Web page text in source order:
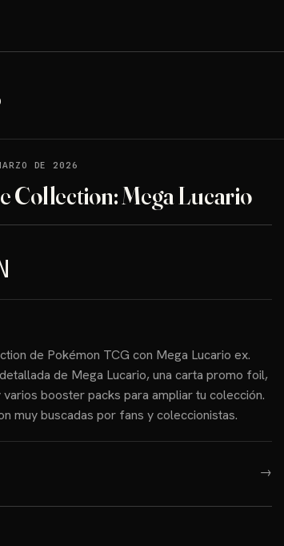
DE 2026
Collection: Mega Lucario
de Pokémon TCG con Mega Lucario ex.
de Mega Lucario, una carta promo foil,
booster packs para ampliar tu colección.
muy buscadas por fans y coleccionistas.
→